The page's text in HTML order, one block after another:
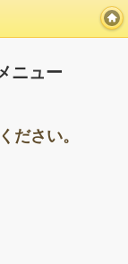
ニュー
ださい。